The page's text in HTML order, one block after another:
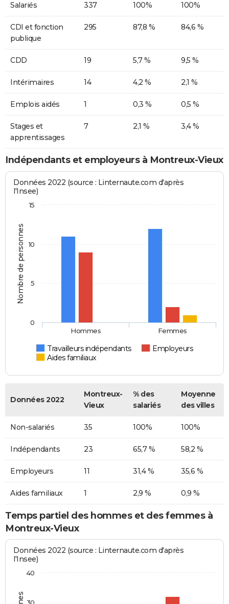
Salariés 337 100% 100%
CDI et fonction
publique
295 87,8 % 84,6 %
CDD 19 5,7 % 9,5 %
Intérimaires 14 4,2 % 2,1 %
Emplois aidés 1 0,3 % 0,5 %
Stages et
apprentissages
7 2,1 % 3,4 %
Indépendants et employeurs à Montreux-Vieux
Nombre de personnes
Données 2022 (source : Linternaute.com d'après
l'Insee)
Travailleurs indépendants
Employeurs
Aides familiaux
Hommes Femmes
0
5
10
15
Données 2022
Montreux-
Vieux
% des
salariés
Moyenne
des villes
Non-salariés 35 100% 100%
Indépendants 23 65,7 % 58,2 %
Employeurs 11 31,4 % 35,6 %
Aides familiaux 1 2,9 % 0,9 %
Temps partiel des hommes et des femmes à
Montreux-Vieux
Données 2022 (source : Linternaute.com d'après
l'Insee)
40